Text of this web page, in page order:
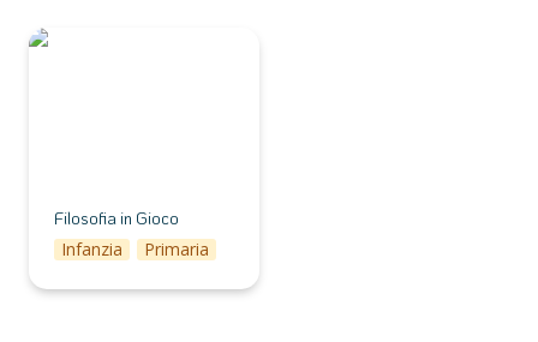
Filosofia in Gioco
Filosofia in Gioco
Infanzia
Primaria